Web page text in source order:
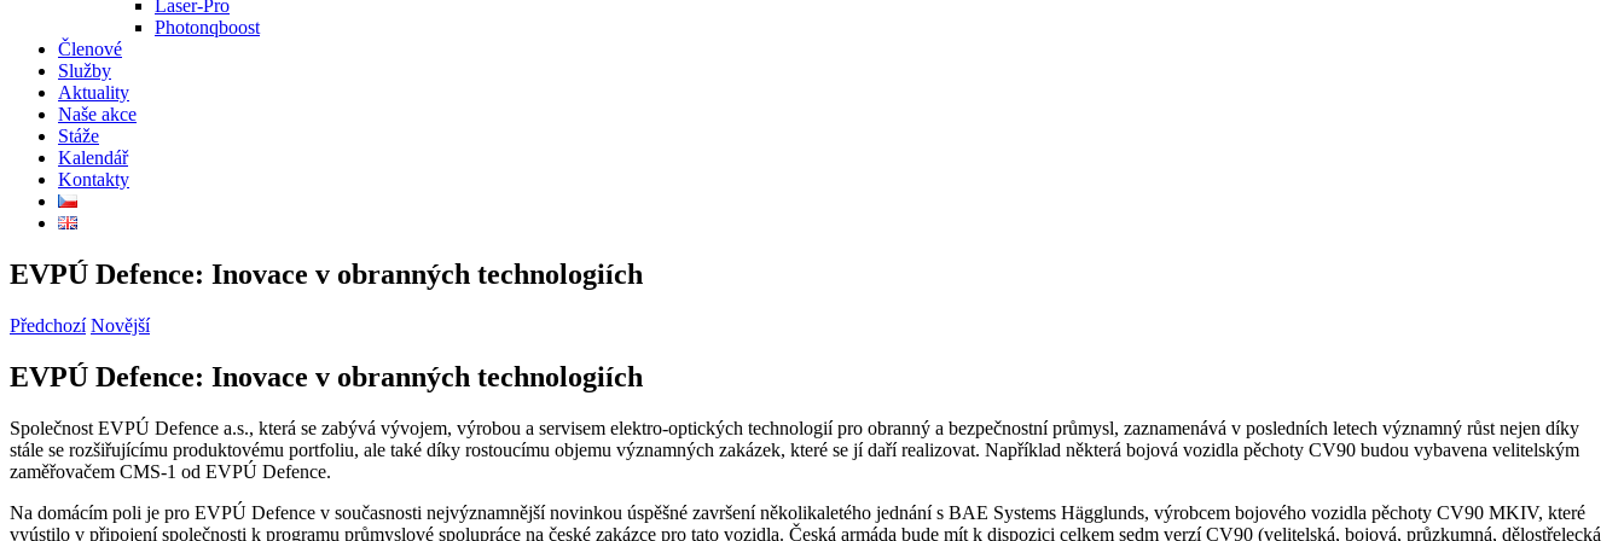
Laser-Pro
Photonqboost
Členové
Služby
Aktuality
Naše akce
Stáže
Kalendář
Kontakty
EVPÚ Defence: Inovace v obranných technologiích
Předchozí Novější
EVPÚ Defence: Inovace v obranných technologiích
Společnost EVPÚ Defence a.s., která se zabývá vývojem, výrobou a servisem elektro-optických technologií pro obranný a bezpečnostní průmysl, zaznamenává v posledních letech významný růst nejen díky
stále se rozšiřujícímu produktovému portfoliu, ale také díky rostoucímu objemu významných zakázek, které se jí daří realizovat. Například některá bojová vozidla pěchoty CV90 budou vybavena velitelským
zaměřovačem CMS-1 od EVPÚ Defence.
Na domácím poli je pro EVPÚ Defence v současnosti nejvýznamnější novinkou úspěšné završení několikaletého jednání s BAE Systems Hägglunds, výrobcem bojového vozidla pěchoty CV90 MKIV, které
vyústilo v připojení společnosti k programu průmyslové spolupráce na české zakázce pro tato vozidla. Česká armáda bude mít k dispozici celkem sedm verzí CV90 (velitelská, bojová, průzkumná, dělostřelecká